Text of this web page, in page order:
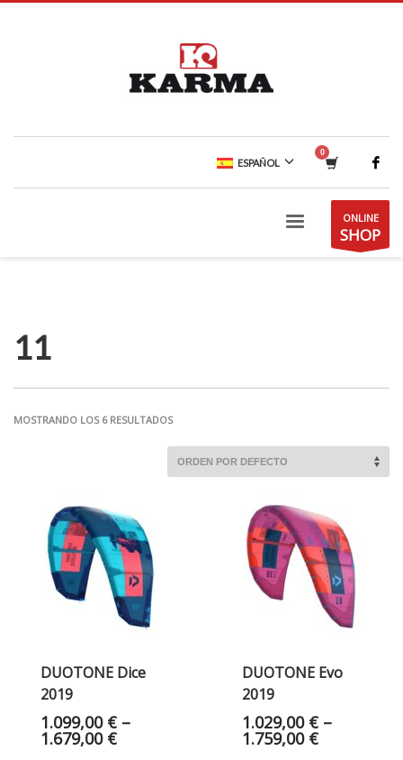
ESPAÑOL
ONLINE
SHOP
11
MOSTRANDO LOS 6 RESULTADOS
DUOTONE Dice
2019
1.099,00 € –
1.679,00 €
DUOTONE Evo
2019
1.029,00 € –
1.759,00 €